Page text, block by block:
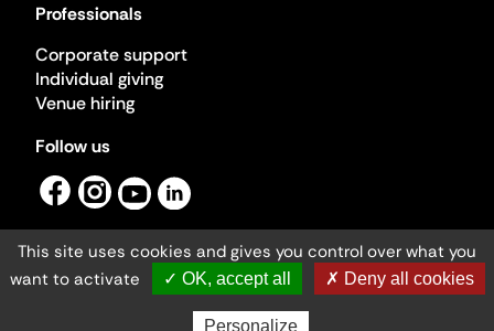
Professionals
Corporate support
Individual giving
Venue hiring
Follow us
Ministère de la Culture ©2026
- Cité de l'architecture et du patrimoine
This site uses cookies and gives you control over what you
want to activate
✓ OK, accept all ✗ Deny all cookies
Personalize